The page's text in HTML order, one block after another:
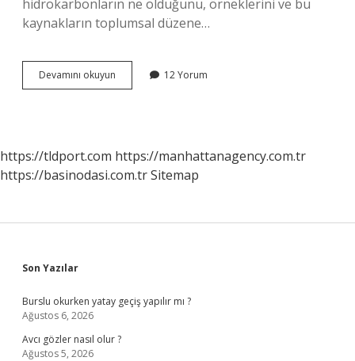
hidrokarbonların ne olduğunu, örneklerini ve bu
kaynakların toplumsal düzene…
Devamını okuyun Hidrokarbon
örnekleri
12 Yorum
https://tldport.com https://manhattanagency.com.tr
https://basinodasi.com.trSitemap
Sidebar
Son Yazılar
Burslu okurken yatay geçiş yapılır mı ?
Ağustos 6, 2026
Avcı gözler nasıl olur ?
Ağustos 5, 2026